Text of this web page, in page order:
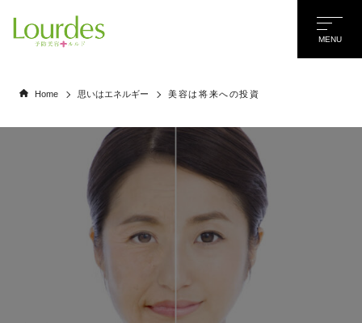
MENU
Home 思いはエネルギー 美容は将来への投資